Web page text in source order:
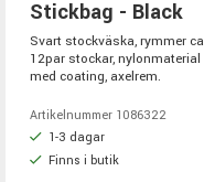
Stickbag - Black
Svart stockväska, rymmer ca
12par stockar, nylonmaterial
med coating, axelrem.
Artikelnummer 1086322
1-3 dagar
Finns i butik